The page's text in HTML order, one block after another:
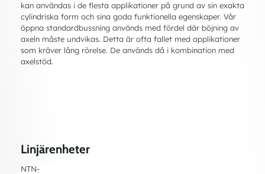
kan användas i de flesta applikationer på grund av sin exakta
cylindriska form och sina goda funktionella egenskaper. Vår
öppna standardbussning används med fördel där böjning av
axeln måste undvikas. Detta är ofta fallet med applikationer
som kräver lång rörelse. De används då i kombination med
axelstöd.
Linjärenheter
NTN-